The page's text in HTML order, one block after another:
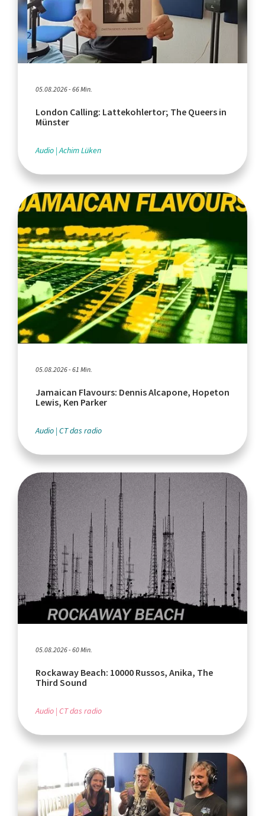
05.08.2026 - 66 Min.
London Calling: Lattekohlertor; The Queers in
Münster
Audio Achim Lüken
05.08.2026 - 61 Min.
Jamaican Flavours: Dennis Alcapone, Hopeton
Lewis, Ken Parker
Audio CT das radio
05.08.2026 - 60 Min.
Rockaway Beach: 10000 Russos, Anika, The
Third Sound
Audio CT das radio